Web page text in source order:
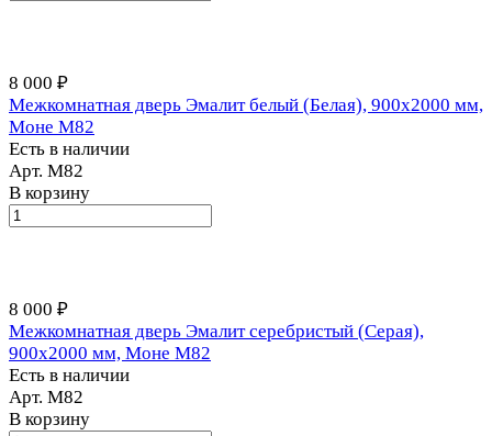
8 000 ₽
Межкомнатная дверь Эмалит белый (Белая), 900x2000 мм,
Моне M82
Есть в наличии
Арт. М82
В корзину
8 000 ₽
Межкомнатная дверь Эмалит серебристый (Серая),
900x2000 мм, Моне M82
Есть в наличии
Арт. М82
В корзину